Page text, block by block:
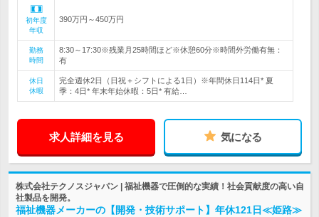
初年度
年収
390万円～450万円
勤務
時間
8:30～17:30※残業月25時間ほど※休憩60分※時間外労働有無：
有
休日
休暇
完全週休2日（日祝＋シフトによる1日）※年間休日114日* 夏
季：4日* 年末年始休暇：5日* 有給…
求人詳細を見る 気になる
株式会社テクノスジャパン | 福祉機器で圧倒的な実績！社会貢献度の高い自
社製品を開発。
福祉機器メーカーの【開発・技術サポート】年休121日≪姫路≫